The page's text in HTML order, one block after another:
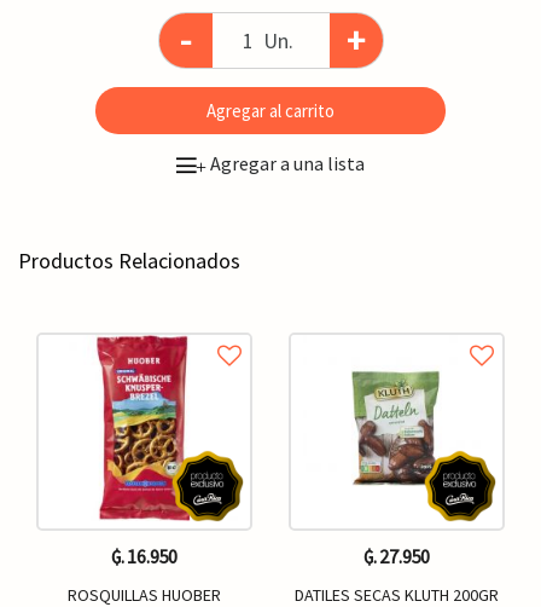
- Un. +
Agregar al carrito
+Agregar a una lista
Productos Relacionados
₲. 16.950
ROSQUILLAS HUOBER
₲. 27.950
DATILES SECAS KLUTH 200GR